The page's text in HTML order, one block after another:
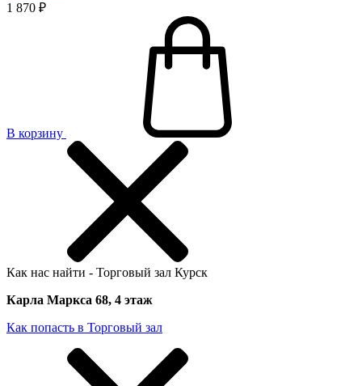
1 870 ₽
В корзину
Как нас найти - Торговый зал Курск
Карла Маркса 68, 4 этаж
Как попасть в Торговый зал